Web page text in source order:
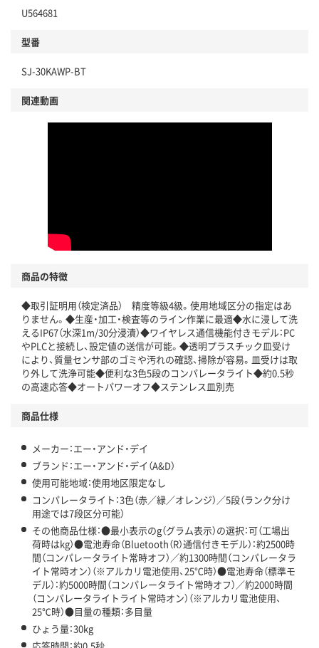
U564681
型番
SJ-30KAWP-BT
関連動画
商品の特徴
◆取引証明用（検定済品） 精度等級4級。使用地域区分の指定はあ
りません。◆生産・加工・検査等のライン作業に最適◆水に浸して洗
えるIP67（水深1m/30分浸漬）◆ワイヤレス通信機能付きモデル：PC
やPLCと接続し、設定値の送信が可能。◆透明プラスチック皿受け
により、質量センサ部のゴミや汚れの確認、掃除が容易。皿受けは取
り外して洗浄可能◆便利な3色5段のコンパレータライト◆約0.5秒
の高速応答◆オートパワーオフ◆ステンレス皿別売
商品仕様
メーカー：エー・アンド・デイ
ブランド：エー・アンド・デイ（A&D）
使用可能地域：使用地区限定なし
コンパレータライト：3色（赤／緑／オレンジ）／5段（ランク分け
用途では7段区分可能）
その他商品仕様：●最小表示のg（グラム表示）の選択：可（工場出
荷時はkg）●電池寿命（Bluetooth（R）通信付きモデル）：約2500時
間（コンパレータライト常時オフ）／約1300時間（コンパレータラ
イト常時オン）（※アルカリ電池使用、25℃時）●電池寿命（標準モ
デル）：約5000時間（コンパレータライト常時オフ）／約2000時間
（コンパレータライトライト常時オン）（※アルカリ電池使用、
25℃時）●目量の種類：多目量
ひょう量：30kg